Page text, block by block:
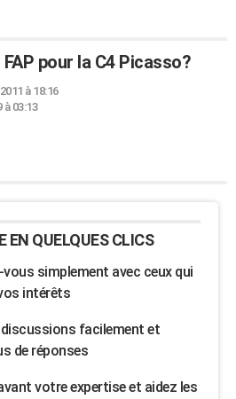
pour la C4 Picasso?
à 18:16
à 03:13
EN QUELQUES CLICS
simplement avec ceux qui
intérêts
facilement et
de réponses
votre expertise et aidez les